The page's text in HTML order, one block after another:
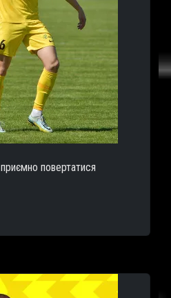
повертатися